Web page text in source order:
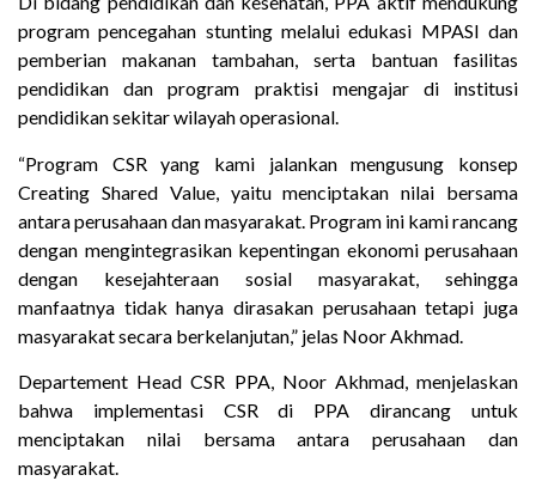
program pencegahan stunting melalui edukasi MPASI dan
pemberian makanan tambahan, serta bantuan fasilitas
pendidikan dan program praktisi mengajar di institusi
pendidikan sekitar wilayah operasional.
“Program CSR yang kami jalankan mengusung konsep
Creating Shared Value, yaitu menciptakan nilai bersama
antara perusahaan dan masyarakat. Program ini kami rancang
dengan mengintegrasikan kepentingan ekonomi perusahaan
dengan kesejahteraan sosial masyarakat, sehingga
manfaatnya tidak hanya dirasakan perusahaan tetapi juga
masyarakat secara berkelanjutan,” jelas Noor Akhmad.
Departement Head CSR PPA, Noor Akhmad, menjelaskan
bahwa implementasi CSR di PPA dirancang untuk
menciptakan nilai bersama antara perusahaan dan
masyarakat.